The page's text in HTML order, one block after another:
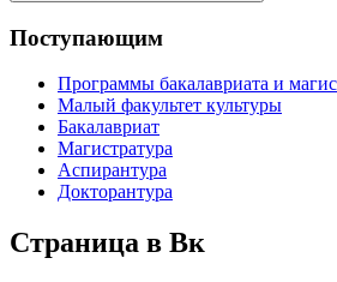
Поступающим
Программы бакалавриата и
Малый факультет культуры
Бакалавриат
Магистратура
Аспирантура
Докторантура
Страница в Вк